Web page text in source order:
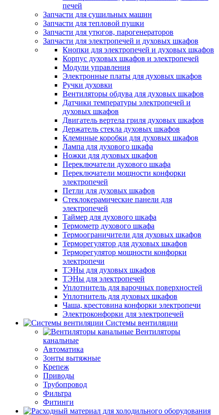
печей
Запчасти для сушильных машин
Запчасти для тепловой пушки
Запчасти для утюгов, парогенераторов
Запчасти для электропечей и духовых шкафов
Кнопки для электропечей и духовых шкафов
Корпус духовых шкафов и электропечей
Модули управления
Электронные платы для духовых шкафов
Ручки духовки
Вентиляторы обдува для духовых шкафов
Датчики температуры электропечей и
духовых шкафов
Двигатель вертела гриля духовых шкафов
Держатель стекла духовых шкафов
Клемнные коробки для духовых шкафов
Лампа для духового шкафа
Ножки для духовых шкафов
Переключатели духового шкафа
Переключатели мощности конфорки
электропечей
Петли для духовых шкафов
Стеклокерамические панели для
электропечей
Таймер для духового шкафа
Термометр духового шкафа
Термоограничители для духовых шкафов
Терморегулятор для духовых шкафов
Терморегулятор мощности конфорки
электропечи
ТЭНы для духовых шкафов
ТЭНы для электропечей
Уплотнитель для варочных поверхностей
Уплотнитель для духовых шкафов
Чаша, крестовина конфорки электропечи
Электроконфорки для электропечей
Системы вентиляции
Вентиляторы
канальные
Автоматика
Зонты вытяжные
Крепеж
Приводы
Трубопровод
Фильтра
Фитинги